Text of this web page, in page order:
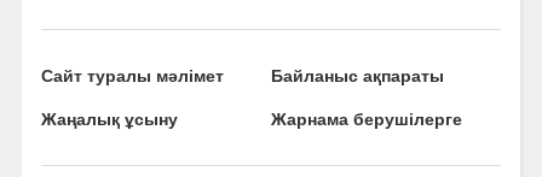
Сайт туралы мәлімет Байланыс ақпараты
Жаңалық ұсыну Жарнама берушілерге